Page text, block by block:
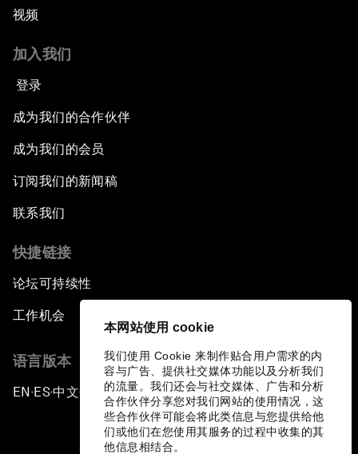
本网站使用 cookie
我们使用 Cookie 来制作贴合用户需求的内
容与广告、提供社交媒体功能以及分析我们
的流量。我们还会与社交媒体、广告和分析
合作伙伴分享您对我们网站的使用情况，这
些合作伙伴可能会将此类信息与您提供给他
们或他们在您使用其服务的过程中收集的其
他信息相结合。
视频
加入我们
登录
成为我们的合作伙伴
成为我们的会员
订阅我们的新闻稿
联系我们
快捷链接
论坛可持续性
工作机会
语言版本
EN ▪ES▪中文▪ 日本語